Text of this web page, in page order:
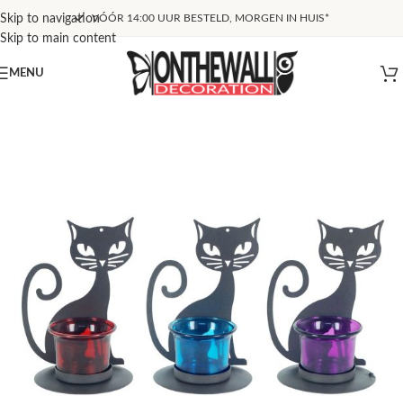
Skip to navigation
Skip to main content
VÓÓR 14:00 UUR BESTELD, MORGEN IN HUIS*
MENU